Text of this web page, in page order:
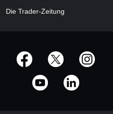
Die Trader-Zeitung
offizielle Social Media-Accounts